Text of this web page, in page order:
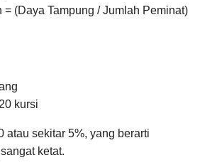
= (Daya Tampung / Jumlah Peminat)
kursi
atau sekitar 5%, yang berarti
ketat.